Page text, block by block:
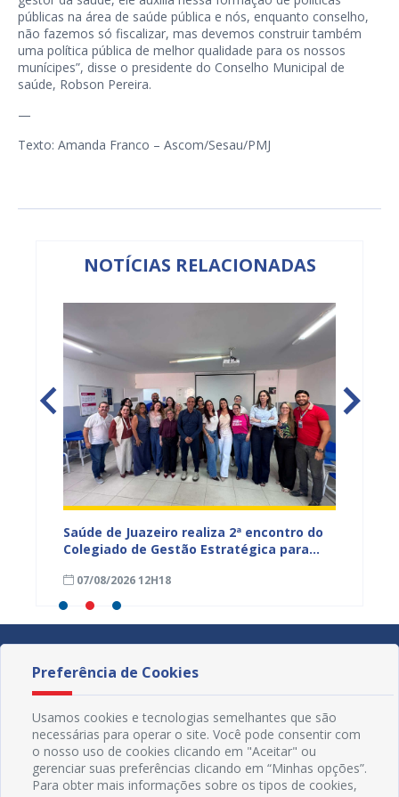
públicas na área de saúde pública e nós, enquanto conselho,
não fazemos só fiscalizar, mas devemos construir também
uma política pública de melhor qualidade para os nossos
munícipes”, disse o presidente do Conselho Municipal de
saúde, Robson Pereira.
—
Texto: Amanda Franco – Ascom/Sesau/PMJ
NOTÍCIAS RELACIONADAS
Saúde de Juazeiro realiza 2ª encontro do
Colegiado de Gestão Estratégica para
monitoramento do SUS
07/08/2026 12H18
Preferência de Cookies
Usamos cookies e tecnologias semelhantes que são
necessárias para operar o site. Você pode consentir com
o nosso uso de cookies clicando em "Aceitar" ou
gerenciar suas preferências clicando em “Minhas opções”.
Para obter mais informações sobre os tipos de cookies,